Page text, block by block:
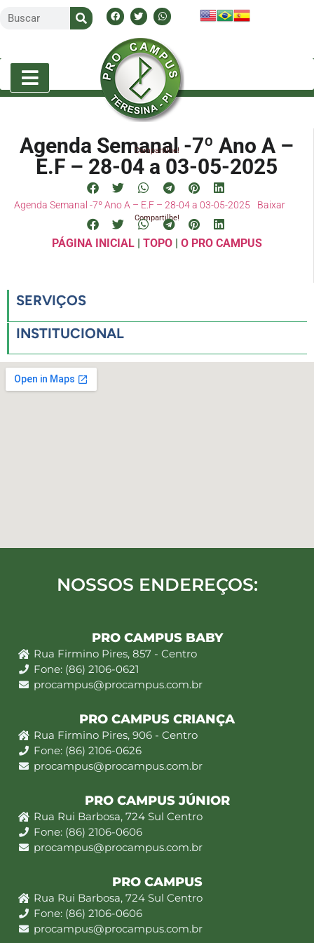
Agenda Semanal -7º Ano A –
E.F – 28-04 a 03-05-2025
Compartilhe!
Agenda Semanal -7º Ano A – E.F – 28-04 a 03-05-2025 Baixar
Compartilhe!
PÁGINA INICIAL| TOPO| O PRO CAMPUS
SERVIÇOS
INSTITUCIONAL
NOSSOS ENDEREÇOS:
PRO CAMPUS BABY
Rua Firmino Pires, 857 - Centro
Fone: (86) 2106-0621
procampus@procampus.com.br
PRO CAMPUS CRIANÇA
Rua Firmino Pires, 906 - Centro
Fone: (86) 2106-0626
procampus@procampus.com.br
PRO CAMPUS JÚNIOR
Rua Rui Barbosa, 724 Sul Centro
Fone: (86) 2106-0606
procampus@procampus.com.br
PRO CAMPUS
Rua Rui Barbosa, 724 Sul Centro
Fone: (86) 2106-0606
procampus@procampus.com.br